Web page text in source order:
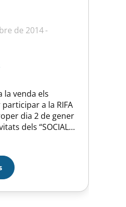
de 2014
la venda els
a la RIFA
dia 2 de gener
dels “SOCIALS”
Grau (paga
un lot de roba